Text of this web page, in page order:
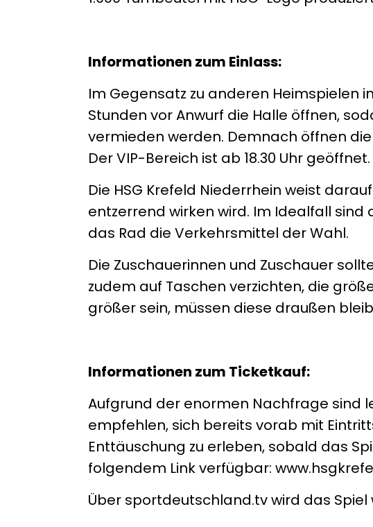
Informationen zum Einlass:
Im Gegensatz zu anderen Heimspielen
Stunden vor Anwurf die Halle öffnen,
vermieden werden. Demnach öffnen
Der VIP-Bereich ist ab 18.30 Uhr geöffnet.
Die HSG Krefeld Niederrhein weist
entzerrend wirken wird. Im Idealfall sind
das Rad die Verkehrsmittel der Wahl.
Die Zuschauerinnen und Zuschauer
zudem auf Taschen verzichten, die
größer sein, müssen diese draußen
Informationen zum Ticketkauf:
Aufgrund der enormen Nachfrage sind
empfehlen, sich bereits vorab mit
Enttäuschung zu erleben, sobald das
folgendem Link verfügbar:
Über sportdeutschland.tv wird das